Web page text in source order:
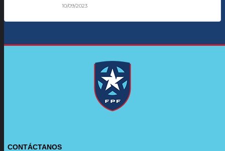
10/09/2023
CONTÁCTANOS